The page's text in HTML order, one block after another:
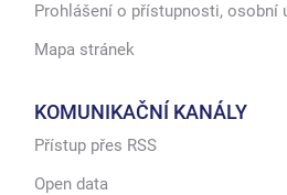
Prohlášení o přístupnosti, osobní
Mapa stránek
KOMUNIKAČNÍ KANÁLY
Přístup přes RSS
Open data